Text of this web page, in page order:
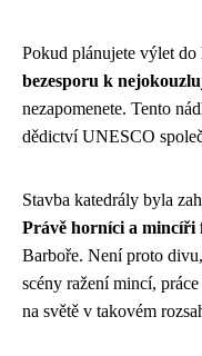
Pokud plánujete výlet
bezesporu k
nezapomenete. Tento
dědictví UNESCO
Stavba katedrály byla
Právě horníci a mincíři
Barboře. Není proto
scény ražení mincí,
na světě v takovém